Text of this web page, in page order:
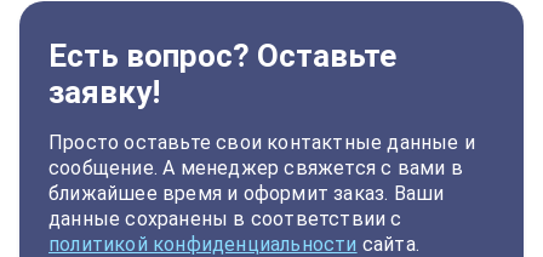
Есть вопрос? Оставьте
заявку!
Просто оставьте свои контактные данные и
сообщение. А менеджер свяжется с вами в
ближайшее время и оформит заказ. Ваши
данные сохранены в соответствии с
политикой конфиденциальности сайта.